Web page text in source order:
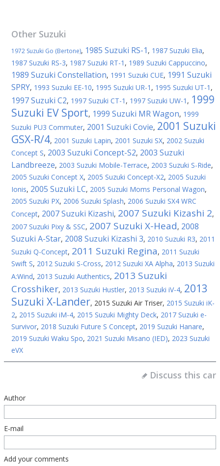
Other Suzuki
1972 Suzuki Go (Bertone), 1985 Suzuki RS-1 , 1987 Suzuki Elia,
1987 Suzuki RS-3, 1987 Suzuki RT-1 , 1989 Suzuki Cappuccino,
1989 Suzuki Constellation, 1991 Suzuki CUE, 1991 Suzuki
SPRY, 1993 Suzuki EE-10, 1995 Suzuki UR-1 , 1995 Suzuki UT-1 ,
1997 Suzuki C2, 1997 Suzuki CT-1 , 1997 Suzuki UW-1 , 1999
Suzuki EV Sport, 1999 Suzuki MR Wagon, 1999
Suzuki PU3 Commuter, 2001 Suzuki Covie, 2001 Suzuki
GSX-R/4, 2001 Suzuki Lapin, 2001 Suzuki SX, 2002 Suzuki
Concept S, 2003 Suzuki Concept-S2, 2003 Suzuki
Landbreeze, 2003 Suzuki Mobile-Terrace, 2003 Suzuki S-Ride,
2005 Suzuki Concept X, 2005 Suzuki Concept-X2, 2005 Suzuki
Ionis, 2005 Suzuki LC, 2005 Suzuki Moms Personal Wagon,
2005 Suzuki PX, 2006 Suzuki Splash, 2006 Suzuki SX4 WRC
Concept, 2007 Suzuki Kizashi, 2007 Suzuki Kizashi 2,
2007 Suzuki Pixy & SSC, 2007 Suzuki X-Head, 2008
Suzuki A-Star, 2008 Suzuki Kizashi 3, 2010 Suzuki R3, 2011
Suzuki Q-Concept, 2011 Suzuki Regina, 2011 Suzuki
Swift S, 2012 Suzuki S-Cross, 2012 Suzuki XA Alpha, 2013 Suzuki
A:Wind, 2013 Suzuki Authentics, 2013 Suzuki
Crosshiker, 2013 Suzuki Hustler, 2013 Suzuki iV-4, 2013
Suzuki X-Lander, 2015 Suzuki Air Triser, 2015 Suzuki iK-
2, 2015 Suzuki iM-4, 2015 Suzuki Mighty Deck, 2017 Suzuki e-
Survivor, 2018 Suzuki Future S Concept, 2019 Suzuki Hanare,
2019 Suzuki Waku Spo, 2021 Suzuki Misano (IED), 2023 Suzuki
eVX
Discuss this car
Author
E-mail
Add your comments